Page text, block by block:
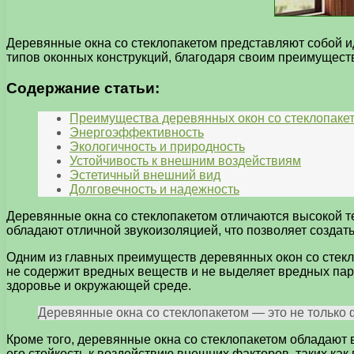
Деревянные окна со стеклопакетом представляют собой
типов оконных конструкций, благодаря своим
Содержание статьи:
Преимущества деревянных окон со
Энергоэффективность
Экологичность и природность
Устойчивость к внешним воздействиям
Эстетичный внешний вид
Долговечность и надежность
Деревянные окна со стеклопакетом отличаются высокой
обладают отличной звукоизоляцией, что позволяет
Одним из главных преимуществ деревянных окон со
не содержит вредных веществ и не выделяет вредных
здоровье и окружающей среде.
Деревянные окна со стеклопакетом — это не
Кроме того, деревянные окна со стеклопакетом